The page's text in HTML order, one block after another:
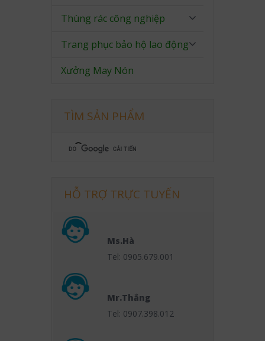
Thùng rác công nghiệp
Trang phục bảo hộ lao động
Xưởng May Nón
TÌM SẢN PHẨM
HỖ TRỢ TRỰC TUYẾN
Ms.Hà
Tel: 0905.679.001
Mr.Thắng
Tel: 0907.398.012